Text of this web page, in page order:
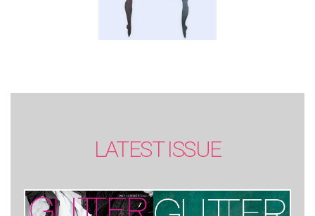
LATEST ISSUE